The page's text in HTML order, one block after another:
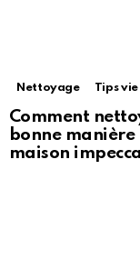
Nettoyage Tips
Comment
bonne manière
maison